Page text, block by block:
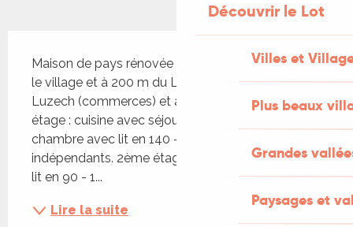
Découvrir le Lot
Villes et
Plus beaux
Grandes
Paysages et
Maison de pays rénovée sur 2 niveaux située dans
le village et à 200 m du Lot (pêche). A 2 km de
Luzech (commerces) et à 18 km de Cahors. 1er
étage : cuisine avec séjour - salon indépendant - 1
chambre avec lit en 140 - salle d'eau, WC
indépendants. 2ème étage : dégagement avec 1
lit en 90 - 1...
Lire la suite